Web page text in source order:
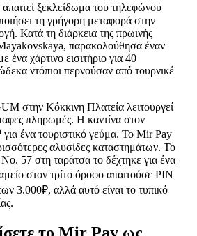
ξεκλείδωμα του τηλεφώνου
τη γρήγορη μεταφορά στην
Κατά τη διάρκεια της πρωινής
παρακολούθησα έναν
ένα χάρτινο εισιτήριο για 40
ντόπιοι περνούσαν από τουρνικέ
στην Κόκκινη Πλατεία λειτουργεί
πληρωμές. Η καντίνα στον
για ένα τουριστικό γεύμα. Το Mir Pay
αλυσίδες καταστημάτων. Το
57 στη ταράτσα το δέχτηκε για ένα
στον τρίτο όροφο απαιτούσε PIN
3.000₽, αλλά αυτό είναι το τυπικό